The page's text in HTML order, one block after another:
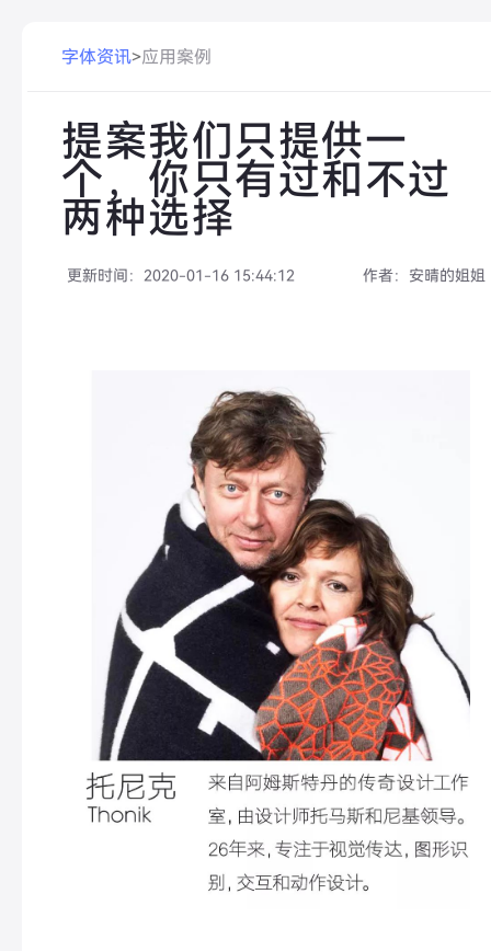
字体资讯>应用案例
提案我们只提供一
个，你只有过和不过
两种选择
更新时间： 2020-01-16 15:44:12 作者： 安晴的姐姐